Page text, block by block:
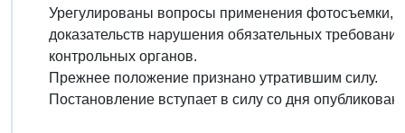
Урегулированы вопросы применения фотосъемки,
доказательств нарушения обязательных
контрольных органов.
Прежнее положение признано утратившим силу.
Постановление вступает в силу со дня